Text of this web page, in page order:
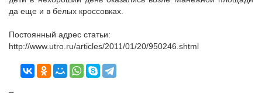
да еще и в белых кроссовках.
Постоянный адрес статьи:
http://www.utro.ru/articles/2011/01/20/950246.shtml